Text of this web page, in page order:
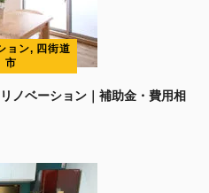
ョン, 四街道
市
ノベーション｜補助金・費用相